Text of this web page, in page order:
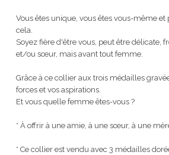
Vous êtes unique, vous êtes vous-même
cela.
Soyez fière d'être vous, peut être délicate,
et/ou sœur, mais avant tout femme.
Grâce à ce collier aux trois médailles
forces et vos aspirations.
Et vous quelle femme êtes-vous ?
* À offrir à une amie, à une sœur, à une
* Ce collier est vendu avec 3 médailles